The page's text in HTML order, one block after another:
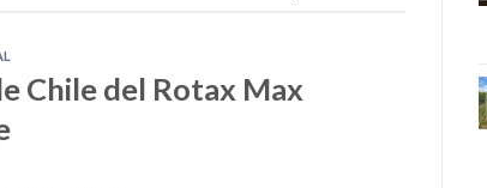
Chile del Rotax Max